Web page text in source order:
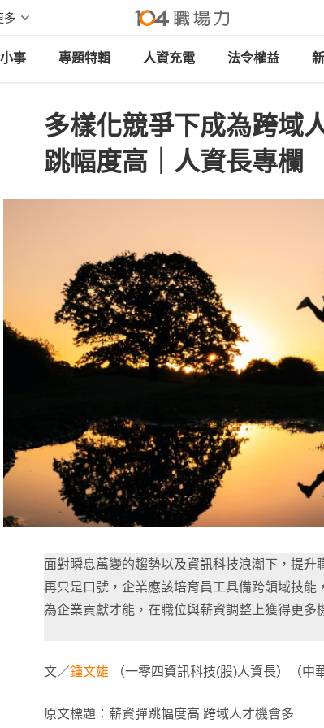
多
事 專題特輯 人資充電 法令權益
多樣化競爭下成為跨域
跳幅度高｜人資長專欄
面對瞬息萬變的趨勢以及資訊科技浪潮下，提
再只是口號，企業應該培育員工具備跨領域技能
為企業貢獻才能，在職位與薪資調整上獲得更多
文／鍾文雄 （一零四資訊科技(股)人資長）（中
原文標題：薪資彈跳幅度高 跨域人才機會多